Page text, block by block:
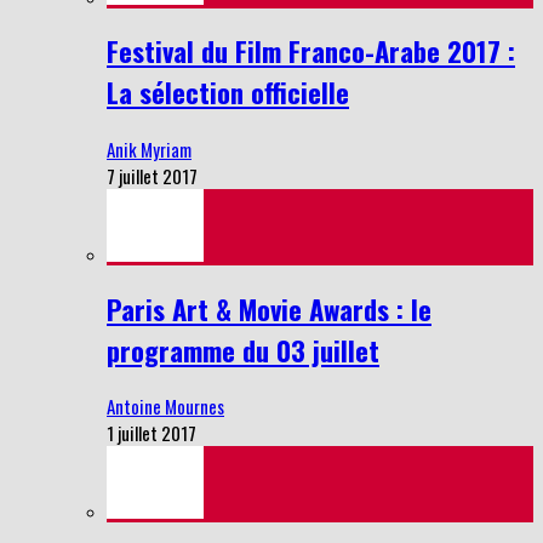
Festival du Film Franco-Arabe 2017 :
La sélection officielle
Anik Myriam
7 juillet 2017
Paris Art & Movie Awards : le
programme du 03 juillet
Antoine Mournes
1 juillet 2017